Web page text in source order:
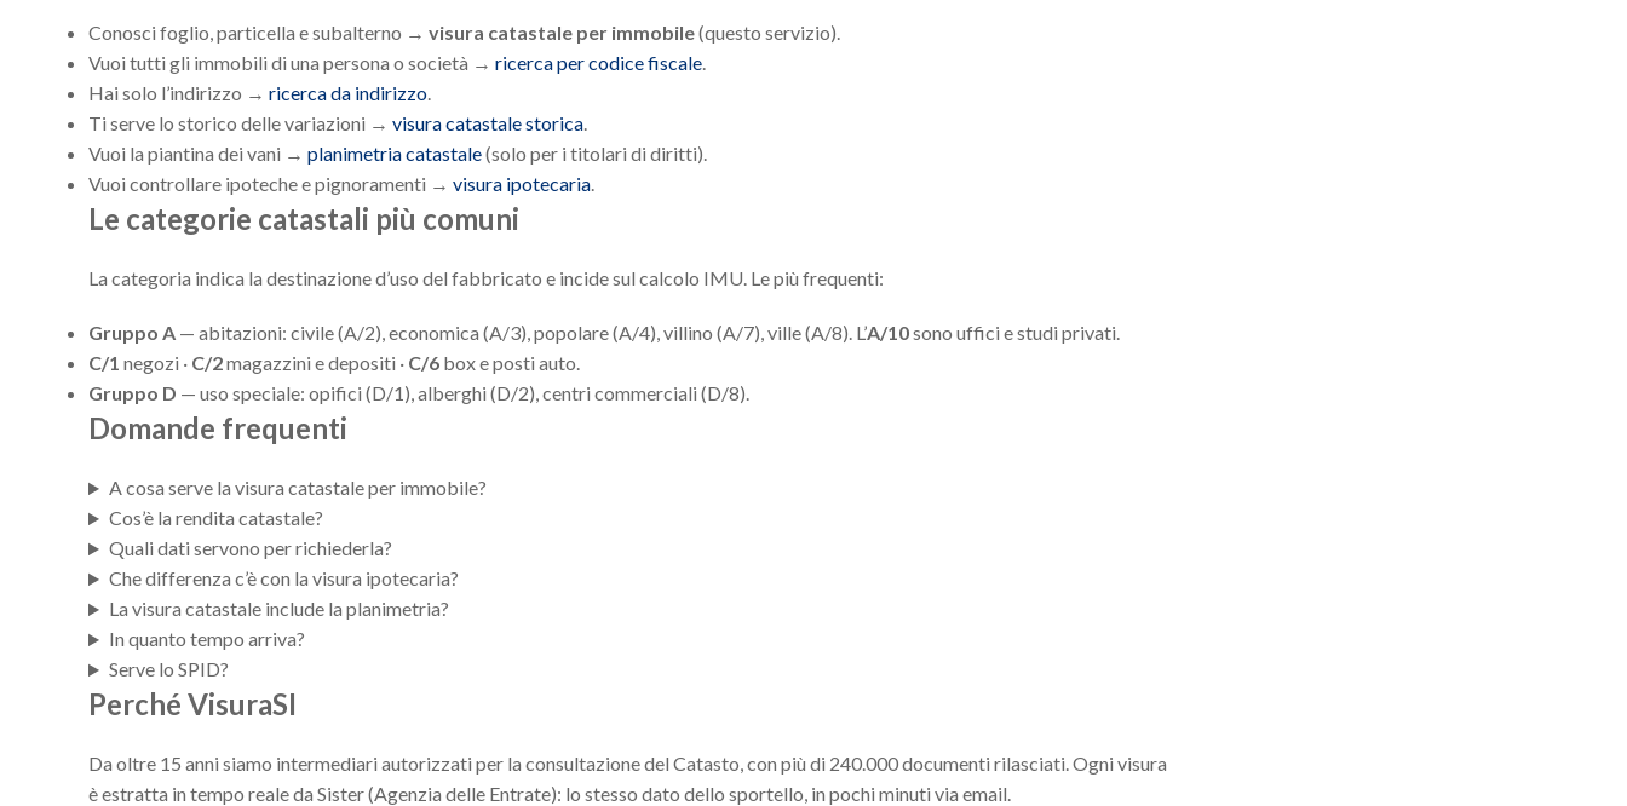
Conosci foglio, particella e subalterno → visura catastale per immobile(questo servizio).
Vuoi tutti gli immobili di una persona o società → ricerca per codice fiscale.
Hai solo l’indirizzo → ricerca da indirizzo.
Ti serve lo storico delle variazioni → visura catastale storica.
Vuoi la piantina dei vani → planimetria catastale(solo per i titolari di diritti).
Vuoi controllare ipoteche e pignoramenti → visura ipotecaria.
Le categorie catastali più comuni
La categoria indica la destinazione d’uso del fabbricato e incide sul calcolo IMU. Le più frequenti:
Gruppo A — abitazioni: civile (A/2), economica (A/3), popolare (A/4), villino (A/7), ville (A/8). L’A/10sono uffici e studi privati.
C/1 negozi · C/2magazzini e depositi · C/6 box e posti auto.
Gruppo D — uso speciale: opifici (D/1), alberghi (D/2), centri commerciali (D/8).
Domande frequenti
A cosa serve la visura catastale per immobile?
Cos’è la rendita catastale?
Quali dati servono per richiederla?
Che differenza c’è con la visura ipotecaria?
La visura catastale include la planimetria?
In quanto tempo arriva?
Serve lo SPID?
Perché VisuraSI
Da oltre 15 anni siamo intermediari autorizzati per la consultazione del Catasto, con più di 240.000 documenti rilasciati. Ogni visura
è estratta in tempo reale da Sister (Agenzia delle Entrate): lo stesso dato dello sportello, in pochi minuti via email.